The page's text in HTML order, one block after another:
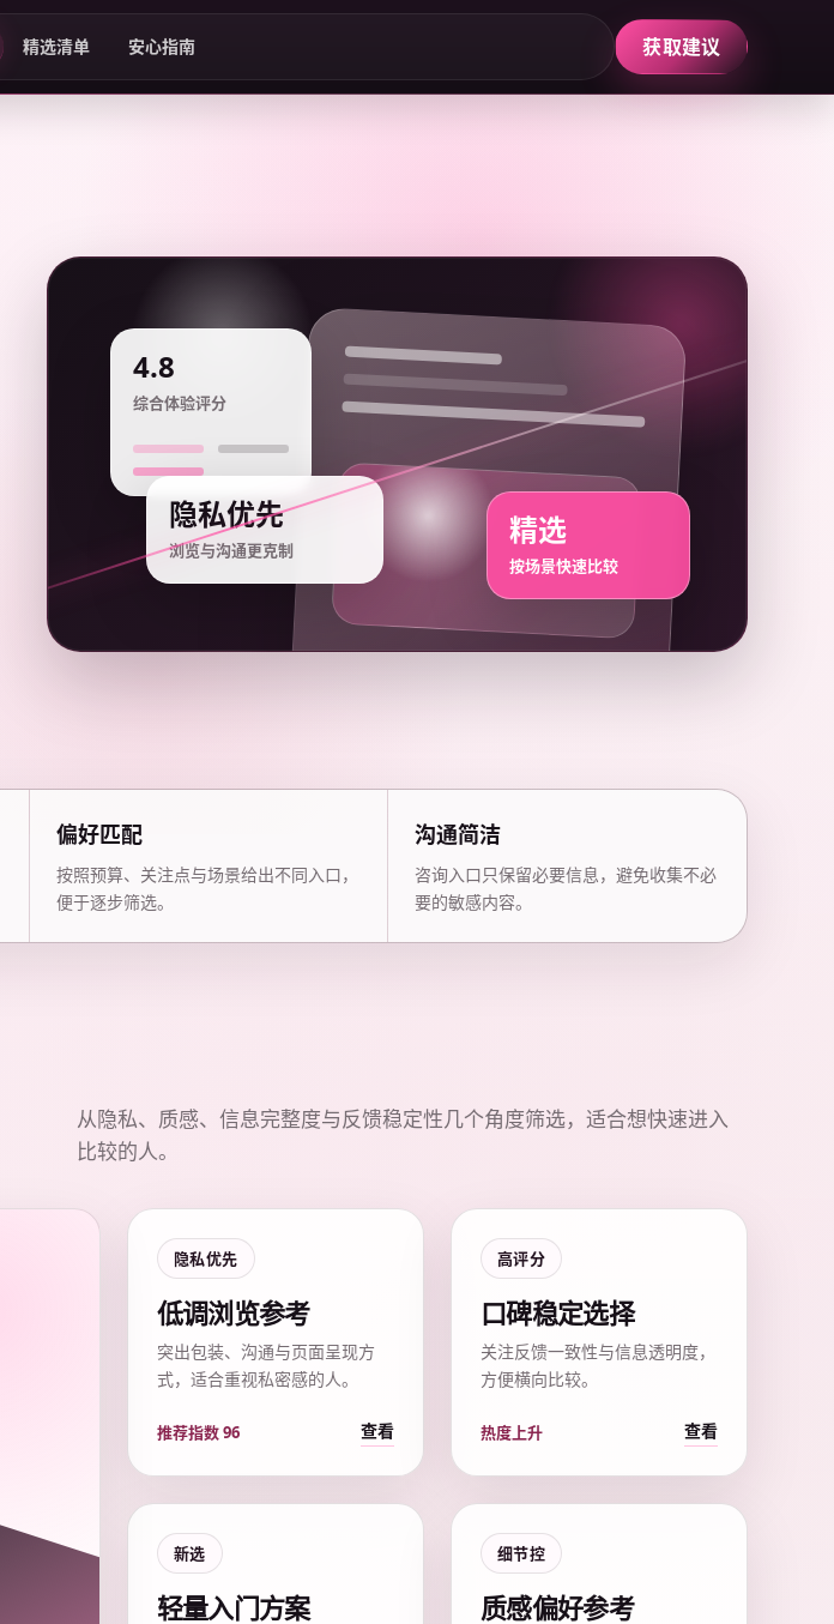
精选清单 安心指南 获取建议
4.8
综合体验评分
隐私优先
浏览与沟通更克制
精选
按场景快速比较
偏好匹配
按照预算、关注点与场景给出不同入口，
便于逐步筛选。
沟通简洁
咨询入口只保留必要信息，避免收集不必
要的敏感内容。
从隐私、质感、信息完整度与反馈稳定性几个角度筛选，适合想快速进入
比较的人。
隐私优先
低调浏览参考
突出包装、沟通与页面呈现方
式，适合重视私密感的人。
推荐指数 96 查看
高评分
口碑稳定选择
关注反馈一致性与信息透明度，
方便横向比较。
热度上升 查看
新选
轻量入门方案
细节控
质感偏好参考